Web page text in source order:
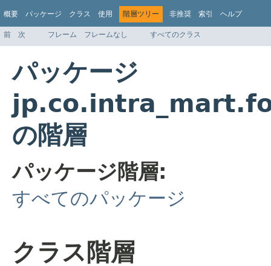
概要 パッケージ クラス 使用 階層ツリー 非推奨 索引 ヘルプ
前 次 フレーム フレームなし すべてのクラス
パッケージ
の階層
パッケージ階層:
すべてのパッケージ
クラス階層